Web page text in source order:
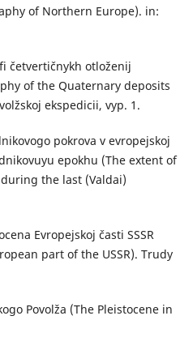
of Northern Europe). in:
četvertičnykh otloženij
of the Quaternary deposits
ekspedicii, vyp. 1.
pokrova v evropejskoj
epokhu (The extent of
the last (Valdai)
Evropejskoj časti SSSR
part of the USSR). Trudy
Povolža (The Pleistocene in